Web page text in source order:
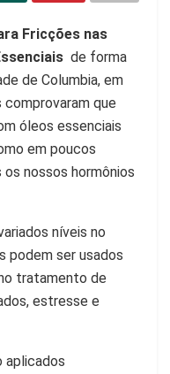
Fricções nas
de forma
de Columbia, em
comprovaram que
óleos essenciais
em poucos
nossos hormônios
níveis no
podem ser usados
tratamento de
estresse e
aplicados